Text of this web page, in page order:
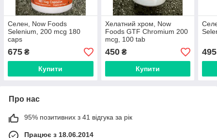
Селен, Now Foods
Selenium, 200 mcg 180
caps
675 ₴
Купити
Хелатний хром, Now
Foods GTF Chromium 200
mcg, 100 tab
450₴
Купити
495
Про нас
95% позитивних з 41 відгука за рік
Працює з 18.06.2014